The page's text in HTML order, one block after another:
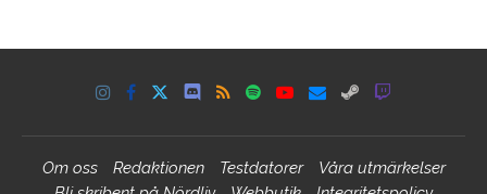
Om oss Redaktionen Testdatorer
Våra utmärkelser